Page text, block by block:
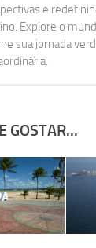
e
Explore o
sua jornada
GOSTAR...